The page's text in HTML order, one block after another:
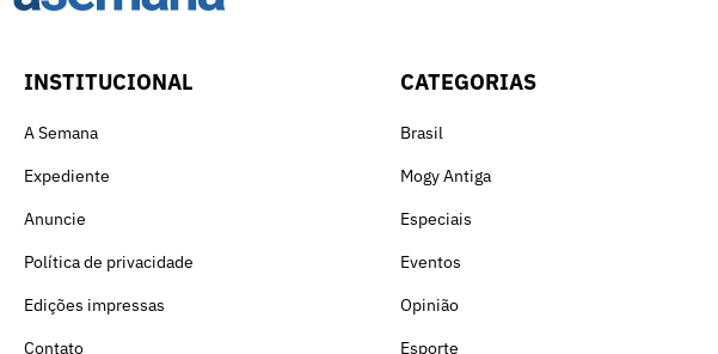
INSTITUCIONAL
A Semana
Expediente
Anuncie
Política de privacidade
Edições impressas
Contato
CATEGORIAS
Brasil
Mogy Antiga
Especiais
Eventos
Opinião
Esporte